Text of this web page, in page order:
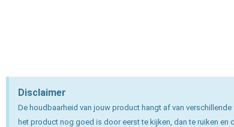
Disclaimer
De houdbaarheid van jouw product hangt af van
het product nog goed is door eerst te kijken, dan te ruiken